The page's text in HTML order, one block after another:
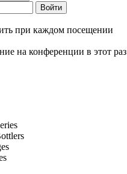
при каждом посещении
на конференции в этот раз